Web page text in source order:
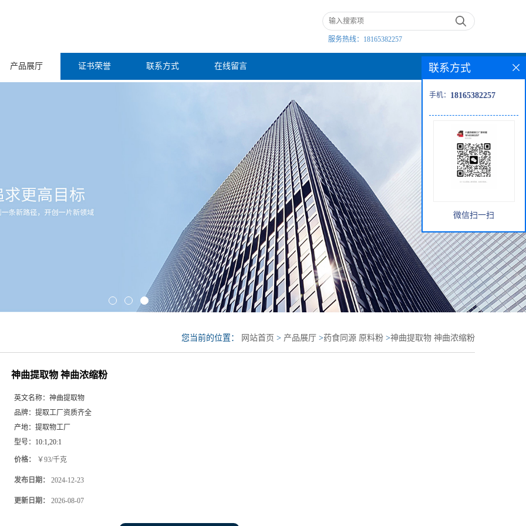
服务热线： 18165382257
产品展厅 证书荣誉 联系方式 在线留言
您当前的位置： 网站首页 > 产品展厅 >药食同源 原料粉 >神曲提取物 神曲浓缩粉
神曲提取物 神曲浓缩粉
英文名称： 神曲提取物
品牌： 提取工厂资质齐全
产地： 提取物工厂
型号： 10:1,20:1
价格： ￥93/千克
发布日期： 2024-12-23
更新日期： 2026-08-07
联系方式
手机： 18165382257
微信扫一扫